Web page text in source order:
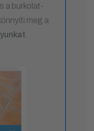
a burkolat-
meg a